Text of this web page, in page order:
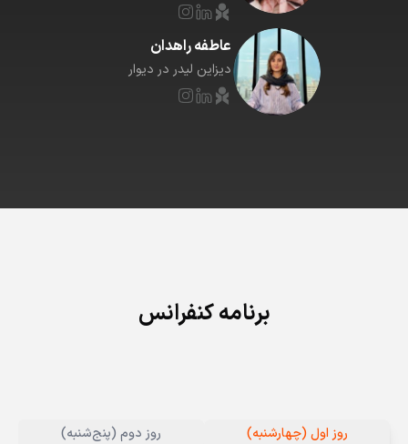
عاطفه راهدان
دیزاین لیدر در دیوار
برنامه کنفرانس
روز اول (چهارشنبه) روز دوم (پنج‌شنبه)